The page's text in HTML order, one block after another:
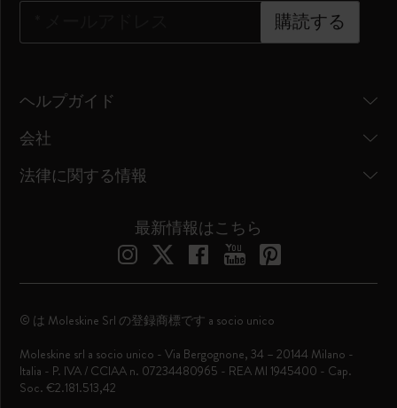
購読する
ヘルプガイド
会社
法律に関する情報
最新情報はこちら
© は Moleskine Srl の登録商標です a socio unico
Moleskine srl a socio unico - Via Bergognone, 34 – 20144 Milano -
Italia - P. IVA / CCIAA n. 07234480965 - REA MI 1945400 - Cap.
Soc. €2.181.513,42